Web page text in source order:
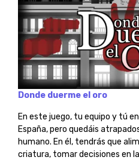
Donde duerme el oro
En este juego, tu equipo y tú
España, pero quedáis
humano. En él, tendrás que
criatura, tomar decisiones en